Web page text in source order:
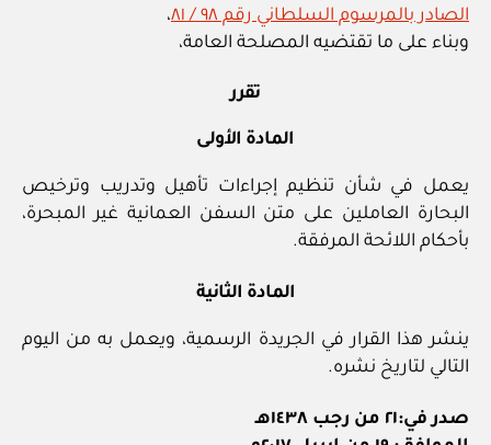
الصادر بالمرسوم السلطاني رقم ٩٨ / ٨١
،
وبناء على ما تقتضيه المصلحة العامة،
تقرر
المادة الأولى
يعمل في شأن تنظيم إجراءات تأهيل وتدريب وترخيص
البحارة العاملين على متن السفن العمانية غير المبحرة،
بأحكام اللائحة المرفقة.
المادة الثانية
ينشر هذا القرار في الجريدة الرسمية، ويعمل به من اليوم
التالي لتاريخ نشره.
صدر في:٢١ من رجب ١٤٣٨هـ